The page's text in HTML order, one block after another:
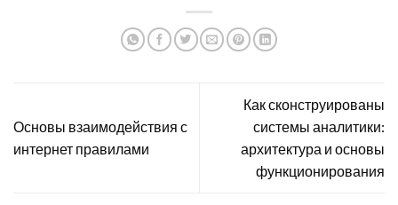
Основы взаимодействия с
интернет правилами
Как сконструированы
системы аналитики:
архитектура и основы
функционирования